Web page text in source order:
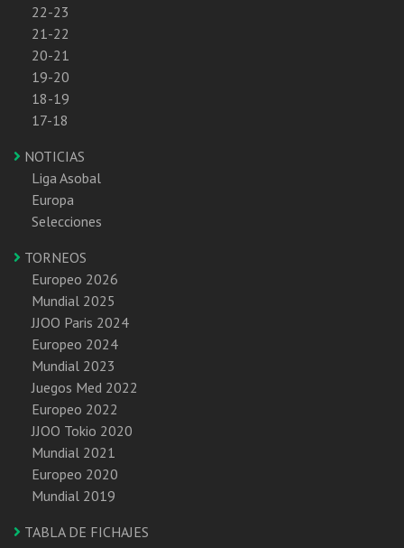
22-23
21-22
20-21
19-20
18-19
17-18
NOTICIAS
Liga Asobal
Europa
Selecciones
TORNEOS
Europeo 2026
Mundial 2025
JJOO Paris 2024
Europeo 2024
Mundial 2023
Juegos Med 2022
Europeo 2022
JJOO Tokio 2020
Mundial 2021
Europeo 2020
Mundial 2019
TABLA DE FICHAJES